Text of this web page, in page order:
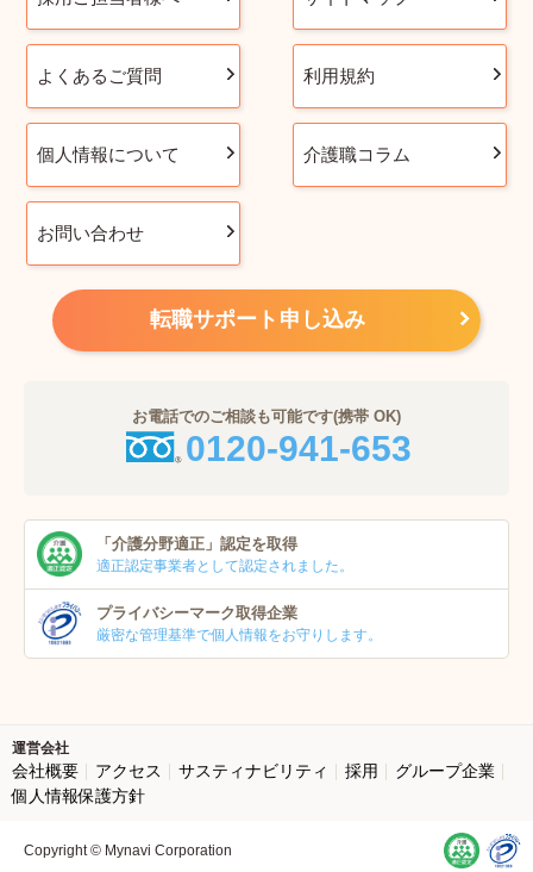
よくあるご質問 利用規約
個人情報について 介護職コラム
お問い合わせ
転職サポート申し込み
お電話でのご相談も可能です(携帯 OK)
0120-941-653
「介護分野適正」 認定を取得
適正認定事業者として認定されました。
プライバシーマーク取得企業
厳密な管理基準で個人情報をお守りします。
運営会社
会社概要 アクセス サスティナビリティ 採用
グループ企業
個人情報保護方針
Copyright © Mynavi Corporation